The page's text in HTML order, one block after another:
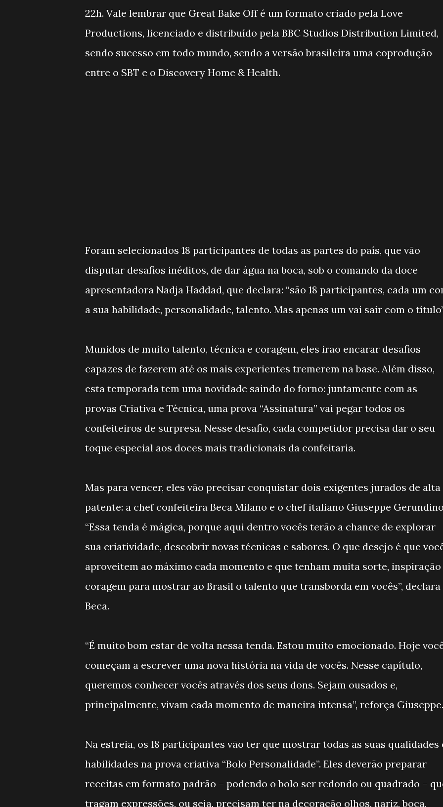
22h. Vale lembrar que Great Bake Off é um formato criado pela Love
Productions, licenciado e distribuído pela BBC Studios Distribution Limited,
sendo sucesso em todo mundo, sendo a versão brasileira uma coprodução
entre o SBT e o Discovery Home & Health.
Foram selecionados 18 participantes de todas as partes do país, que vão
disputar desafios inéditos, de dar água na boca, sob o comando da doce
apresentadora Nadja Haddad, que declara: “são 18 participantes, cada um
a sua habilidade, personalidade, talento. Mas apenas um vai sair com o
Munidos de muito talento, técnica e coragem, eles irão encarar desafios
capazes de fazerem até os mais experientes tremerem na base. Além disso,
esta temporada tem uma novidade saindo do forno: juntamente com as
provas Criativa e Técnica, uma prova “Assinatura” vai pegar todos os
confeiteiros de surpresa. Nesse desafio, cada competidor precisa dar o seu
toque especial aos doces mais tradicionais da confeitaria.
Mas para vencer, eles vão precisar conquistar dois exigentes jurados de alta
patente: a chef confeiteira Beca Milano e o chef italiano Giuseppe
“Essa tenda é mágica, porque aqui dentro vocês terão a chance de explorar
sua criatividade, descobrir novas técnicas e sabores. O que desejo é que
aproveitem ao máximo cada momento e que tenham muita sorte, inspiração
coragem para mostrar ao Brasil o talento que transborda em vocês”, declara
Beca.
“É muito bom estar de volta nessa tenda. Estou muito emocionado. Hoje
começam a escrever uma nova história na vida de vocês. Nesse capítulo,
queremos conhecer vocês através dos seus dons. Sejam ousados e,
principalmente, vivam cada momento de maneira intensa”, reforça Giuseppe.
Na estreia, os 18 participantes vão ter que mostrar todas as suas qualidades
habilidades na prova criativa “Bolo Personalidade”. Eles deverão preparar
receitas em formato padrão – podendo o bolo ser redondo ou quadrado –
tragam expressões, ou seja, precisam ter na decoração olhos, nariz, boca,